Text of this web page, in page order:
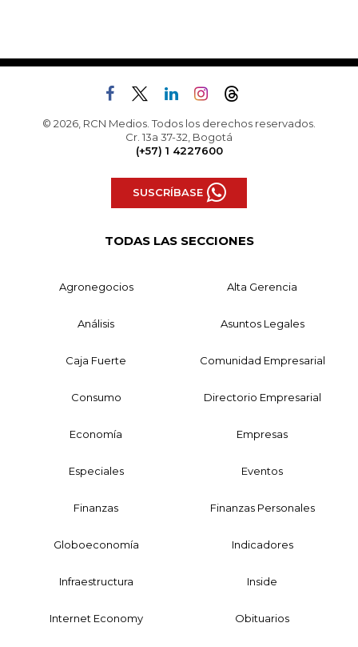
© 2026, RCN Medios. Todos los derechos reservados.
Cr. 13a 37-32, Bogotá
(+57) 1 4227600
SUSCRÍBASE
TODAS LAS SECCIONES
Agronegocios Alta Gerencia
Análisis Asuntos Legales
Caja Fuerte Comunidad Empresarial
Consumo Directorio Empresarial
Economía Empresas
Especiales Eventos
Finanzas Finanzas Personales
Globoeconomía Indicadores
Infraestructura Inside
Internet Economy Obituarios